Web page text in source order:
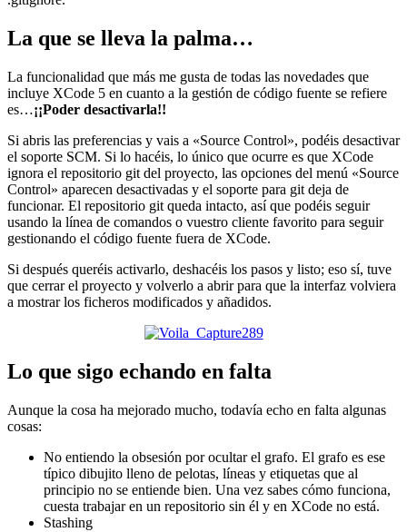
La que se lleva la palma…
La funcionalidad que más me gusta de todas las novedades que
incluye XCode 5 en cuanto a la gestión de código fuente se refiere
es…¡¡Poder desactivarla!!
Si abris las preferencias y vais a «Source Control», podéis desactivar
el soporte SCM. Si lo hacéis, lo único que ocurre es que XCode
ignora el repositorio git del proyecto, las opciones del menú «Source
Control» aparecen desactivadas y el soporte para git deja de
funcionar. El repositorio git queda intacto, así que podéis seguir
usando la línea de comandos o vuestro cliente favorito para seguir
gestionando el código fuente fuera de XCode.
Si después queréis activarlo, deshacéis los pasos y listo; eso sí, tuve
que cerrar el proyecto y volverlo a abrir para que la interfaz volviera
a mostrar los ficheros modificados y añadidos.
Lo que sigo echando en falta
Aunque la cosa ha mejorado mucho, todavía echo en falta algunas
cosas:
No entiendo la obsesión por ocultar el grafo. El grafo es ese
típico dibujito lleno de pelotas, líneas y etiquetas que al
principio no se entiende bien. Una vez sabes cómo funciona,
cuesta trabajar en un repositorio sin él y en XCode no está.
Stashing